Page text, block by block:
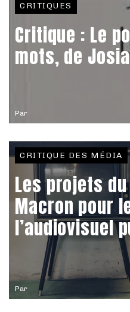
Par
CRITIQUES
Critique : Le
mots, de
Par
CRITIQUE DES MÉDIA
Les projets
Macron pour
l’audiovisuel